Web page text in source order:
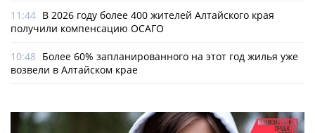
11:44 В 2026 году более 400 жителей Алтайского края
получили компенсацию ОСАГО
10:48 Более 60% запланированного на этот год жилья уже
возвели в Алтайском крае